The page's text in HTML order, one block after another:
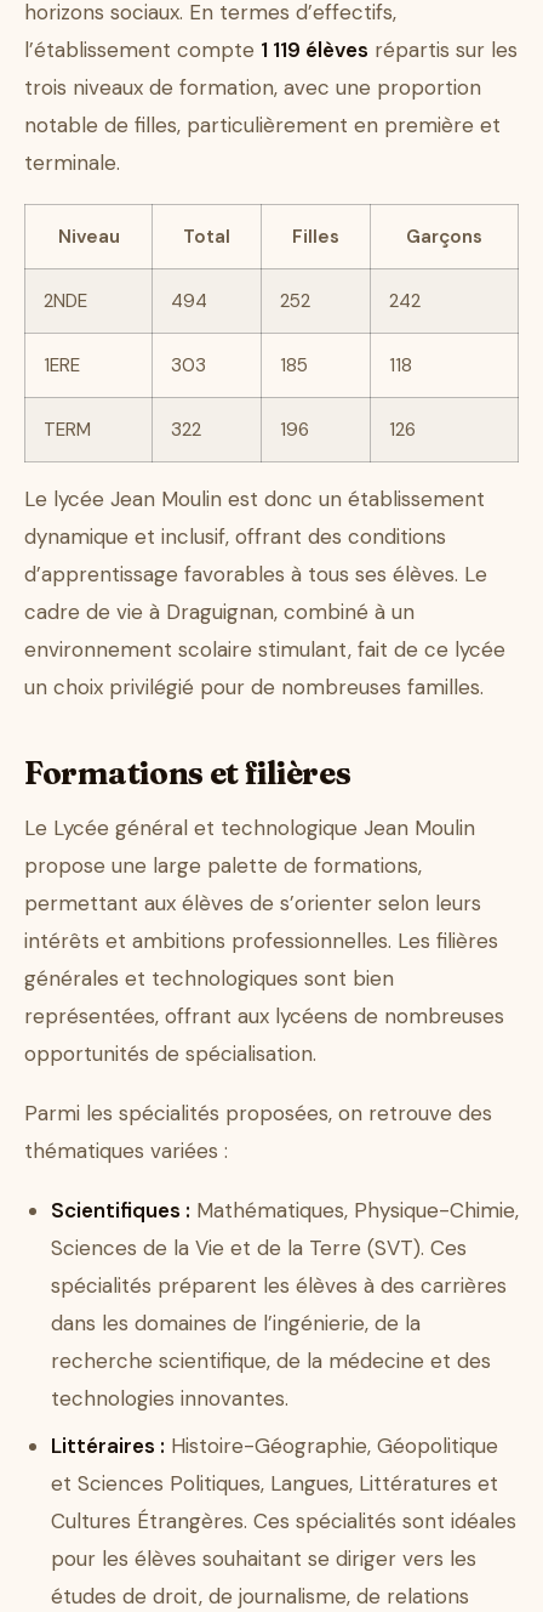
horizons sociaux. En termes d’effectifs,
l’établissement compte 1 119 élèves répartis sur les
trois niveaux de formation, avec une proportion
notable de filles, particulièrement en première et
terminale.
Niveau Total Filles Garçons
2NDE 494 252 242
1ERE 303 185 118
TERM 322 196 126
Le lycée Jean Moulin est donc un établissement
dynamique et inclusif, offrant des conditions
d’apprentissage favorables à tous ses élèves. Le
cadre de vie à Draguignan, combiné à un
environnement scolaire stimulant, fait de ce lycée
un choix privilégié pour de nombreuses familles.
Formations et filières
Le Lycée général et technologique Jean Moulin
propose une large palette de formations,
permettant aux élèves de s’orienter selon leurs
intérêts et ambitions professionnelles. Les filières
générales et technologiques sont bien
représentées, offrant aux lycéens de nombreuses
opportunités de spécialisation.
Parmi les spécialités proposées, on retrouve des
thématiques variées :
Scientifiques : Mathématiques, Physique-Chimie,
Sciences de la Vie et de la Terre (SVT). Ces
spécialités préparent les élèves à des carrières
dans les domaines de l’ingénierie, de la
recherche scientifique, de la médecine et des
technologies innovantes.
Littéraires : Histoire-Géographie, Géopolitique
et Sciences Politiques, Langues, Littératures et
Cultures Étrangères. Ces spécialités sont idéales
pour les élèves souhaitant se diriger vers les
études de droit, de journalisme, de relations